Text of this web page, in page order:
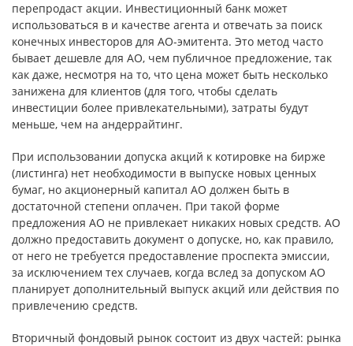
перепродаст акции. Инвестиционный банк может
использоваться в и качестве агента и отвечать за поиск
конечных инвесторов для АО-эмитента. Это метод часто
бывает дешевле для АО, чем публичное предложение, так
как даже, несмотря на то, что цена может быть несколько
занижена для клиентов (для того, чтобы сделать
инвестиции более привлекательными), затраты будут
меньше, чем на андеррайтинг.
При использовании допуска акций к котировке на бирже
(листинга) нет необходимости в выпуске новых ценных
бумаг, но акционерный капитал АО должен быть в
достаточной степени оплачен. При такой форме
предложения АО не привлекает никаких новых средств. АО
должно предоставить документ о допуске, но, как правило,
от него не требуется предоставление проспекта эмиссии,
за исключением тех случаев, когда вслед за допуском АО
планирует дополнительный выпуск акций или действия по
привлечению средств.
Вторичный фондовый рынок состоит из двух частей: рынка